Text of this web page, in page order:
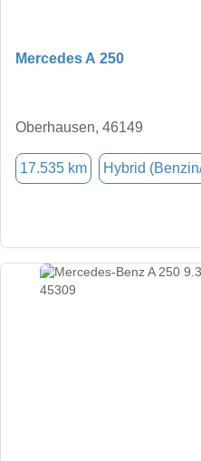
Mercedes A 250
Oberhausen, 46149
17.535 km Hybrid